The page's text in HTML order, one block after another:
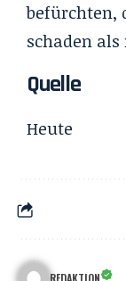
befürchten,
schaden
Quelle
Heute